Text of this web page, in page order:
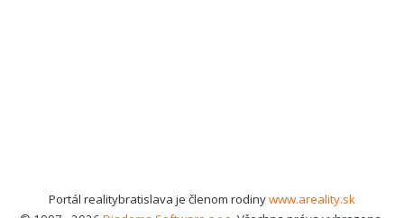
Portál realitybratislava je členom rodinywww.areality.sk